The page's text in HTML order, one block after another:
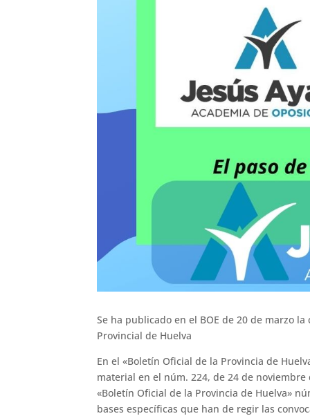
Se ha publicado en el BOE de 20 de marzo
Provincial de Huelva
En el «Boletín Oficial de la Provincia de
material en el núm. 224, de 24 de
«Boletín Oficial de la Provincia de Huelva»
bases específicas que han de regir las